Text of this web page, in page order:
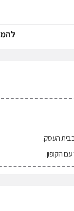
העסק.
הקופון.